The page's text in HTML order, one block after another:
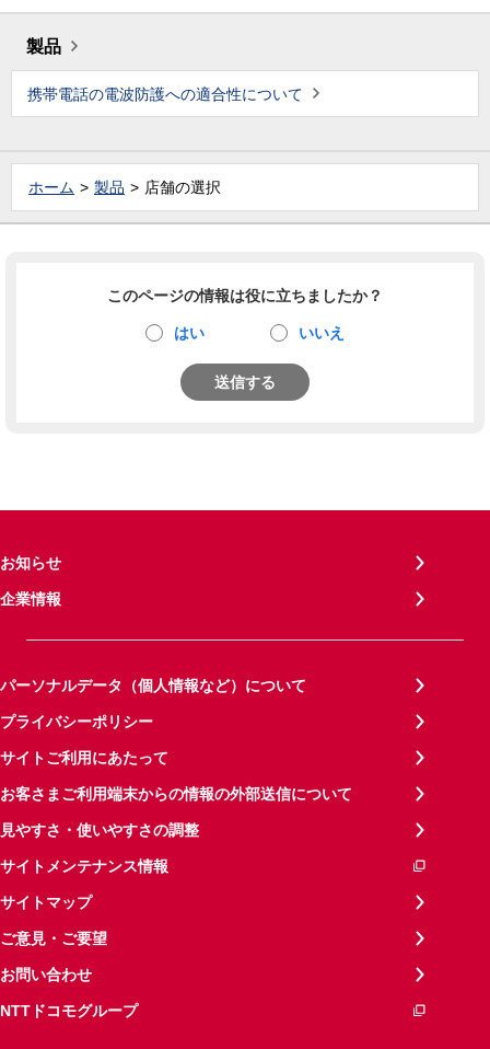
製品
携帯電話の電波防護への適合性について
ホーム 製品 店舗の選択
このページの情報は役に立ちましたか？
はい いいえ
送信する
お知らせ
企業情報
パーソナルデータ（個人情報など）について
プライバシーポリシー
サイトご利用にあたって
お客さまご利用端末からの情報の外部送信について
見やすさ・使いやすさの調整
サイトメンテナンス情報
サイトマップ
ご意見・ご要望
お問い合わせ
NTTドコモグループ